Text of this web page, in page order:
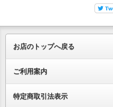
お店のトップへ戻る
ご利用案内
特定商取引法表示